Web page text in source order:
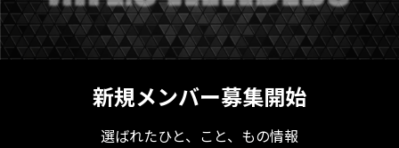
新規メンバー募集開始
選ばれたひと、こと、もの情報